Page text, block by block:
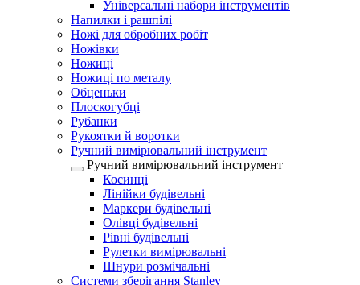
Універсальні набори інструментів
Напилки і рашпілі
Ножі для обробних робіт
Ножівки
Ножиці
Ножиці по металу
Обценьки
Плоскогубці
Рубанки
Рукоятки й воротки
Ручний вимірювальний інструмент
Ручний вимірювальний інструмент
Косинці
Лінійки будівельні
Маркери будівельні
Олівці будівельні
Рівні будівельні
Рулетки вимірювальні
Шнури розмічальні
Системи зберігання Stanley